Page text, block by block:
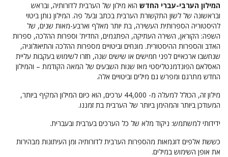
המילון הערבי-עברי החדש הוא מילון של הערבית לדורותיה, ובראש
ובראשונה של לשון התקשורת הערבית בכתב ובעל פה. המילון נותן ביטוי
להיסטוריה הספרותית העשירה, בת יותר מאלף וארבע-מאות שנים, של
השפה: הקוראן, השירה העתיקה, הפתגמים, החדית' וספרות ההלכה, ספרות
האדבּ והספרות ההיסטורית. מונחים וביטויים מספרות ההלכה והתיאולוגיה,
שנחשבו ארכאיים לפני חמישים או שישים שנה, חזרו לשימוש בעקבות עליית
האסלאם הפונדמנטליסטי מאז שנות השבעים של המאה הקודמת – והמילון
החדש מתרגם ומפרש גם מילים וביטויים אלה.
מילון זה, הכולל למעלה מ- 44,000 ערכים, הוא כיום המילון המקיף ביותר,
המעודכן ביותר והמהימן ביותר של הערבית בת זמננו.
ידידותי למשתמש: ניקוד מלא של כל הערכים בערבית ובעברית.
כששת אלפים דוגמאות מהספרות הערבית לדורותיה ומן העיתונות מבהירות
את אופן השימוש במילים.